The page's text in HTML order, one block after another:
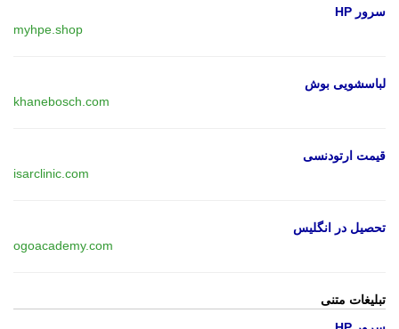
سرور HP
myhpe.shop
لباسشویی بوش
khanebosch.com
قیمت ارتودنسی
isarclinic.com
تحصیل در انگلیس
ogoacademy.com
تبلیغات متنی